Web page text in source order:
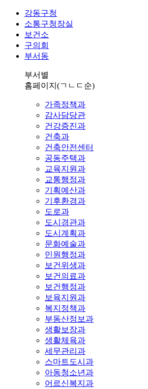
강동구청
소통구청장실
보건소
구의회
부서동
부서별
홈페이지 (ㄱㄴㄷ순)
가족정책과
감사담당관
건강증진과
건축과
건축안전센터
공동주택과
교육지원과
교통행정과
기획예산과
기후환경과
도로과
도시경관과
도시계획과
문화예술과
민원행정과
보건위생과
보건의료과
보건행정과
보육지원과
복지정책과
부동산정보과
생활보장과
생활체육과
세무관리과
스마트도시과
아동청소년과
어르신복지과